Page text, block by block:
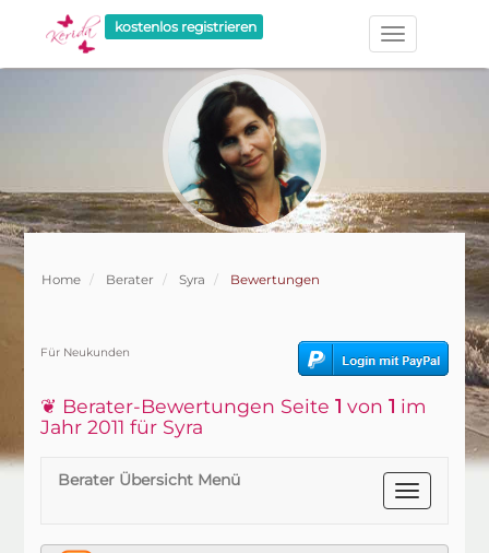
kostenlos registrieren
Home Berater Syra Bewertungen
Für Neukunden
❦ Berater-Bewertungen Seite1 von1 im
Jahr 2011 für Syra
Berater Übersicht Menü